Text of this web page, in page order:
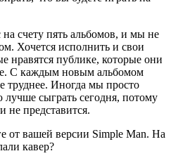
счету пять альбомов, и мы не
Хочется исполнить и свои
нравятся публике, которые они
С каждым новым альбомом
труднее. Иногда мы просто
сыграть сегодня, потому
не представится.
от вашей версии Simple Man. На
кавер?